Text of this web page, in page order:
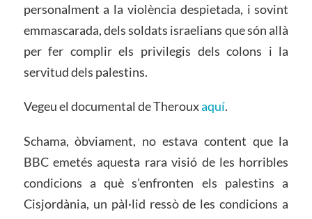
personalment a la violència despietada, i sovint
emmascarada, dels soldats israelians que són allà
per fer complir els privilegis dels colons i la
servitud dels palestins.
Vegeu el documental de Therouxaquí.
Schama, òbviament, no estava content que la
BBC emetés aquesta rara visió de les horribles
condicions a què s’enfronten els palestins a
Cisjordània, un pàl·lid ressò de les condicions a